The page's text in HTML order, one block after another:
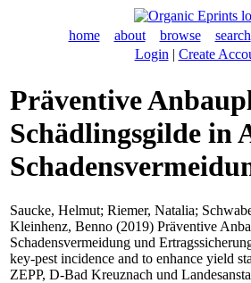
home about browse search
Login | Create
Präventive
Schädlingsgilde in
Saucke, Helmut; Riemer, Natalia;
Kleinhenz, Benno (2019) Präventive
Schadensvermeidung und
key-pest incidence and to enhance yield
ZEPP, D-Bad Kreuznach und